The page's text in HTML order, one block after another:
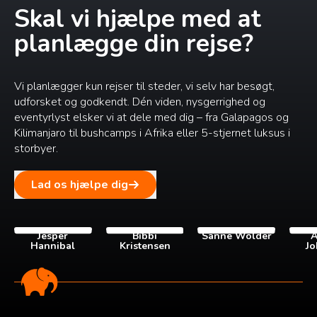
Skal vi hjælpe med at
planlægge din rejse?
Vi planlægger kun rejser til steder, vi selv har besøgt,
udforsket og godkendt. Dén viden, nysgerrighed og
eventyrlyst elsker vi at dele med dig – fra Galapagos og
Kilimanjaro til bushcamps i Afrika eller 5-stjernet luksus i
storbyer.
Lad os hjælpe dig
Jesper
Hannibal
Bibbi
Kristensen
Sanne Wolder